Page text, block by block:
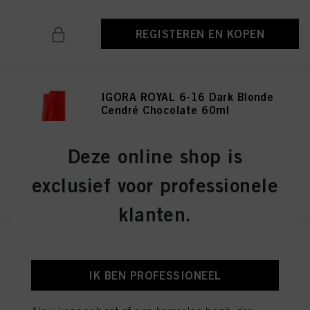
REGISTEREN EN KOPEN
IGORA ROYAL 6-16 Dark Blonde
Cendré Chocolate 60ml
REGISTEREN EN KOPEN
Blonde Cendré Violet 60ml
ID-nr. 3075174
Deze online shop is
exclusief voor professionele
klanten.
IK BEN PROFESSIONEEL